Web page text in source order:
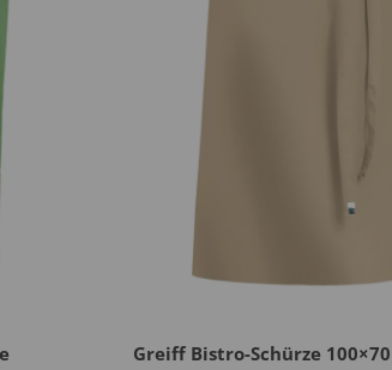
Greiff Bistro-Schürze 100×70